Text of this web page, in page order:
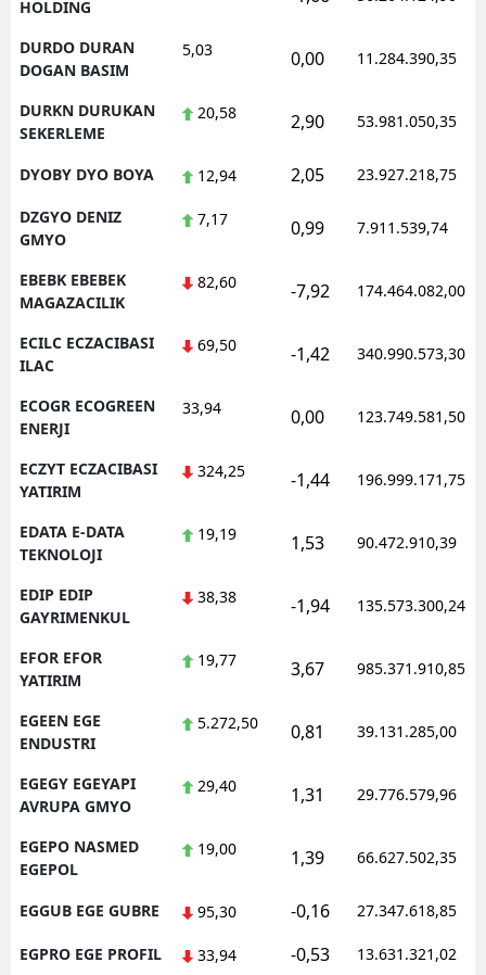
HOLDING
DURDO DURAN
DOGAN BASIM
5,03 0,00 11.284.390,35
DURKN DURUKAN
SEKERLEME
20,58 2,90 53.981.050,35
DYOBY DYO BOYA 12,94 2,05 23.927.218,75
DZGYO DENIZ
GMYO
7,17 0,99 7.911.539,74
EBEBK EBEBEK
MAGAZACILIK
82,60 -7,92 174.464.082,00
ECILC ECZACIBASI
ILAC
69,50 -1,42 340.990.573,30
ECOGR ECOGREEN
ENERJI
33,94 0,00 123.749.581,50
ECZYT ECZACIBASI
YATIRIM
324,25 -1,44 196.999.171,75
EDATA E-DATA
TEKNOLOJI
19,19 1,53 90.472.910,39
EDIP EDIP
GAYRIMENKUL
38,38 -1,94 135.573.300,24
EFOR EFOR
YATIRIM
19,77 3,67 985.371.910,85
EGEEN EGE
ENDUSTRI
5.272,50 0,81 39.131.285,00
EGEGY EGEYAPI
AVRUPA GMYO
29,40 1,31 29.776.579,96
EGEPO NASMED
EGEPOL
19,00 1,39 66.627.502,35
EGGUB EGE GUBRE 95,30 -0,16 27.347.618,85
EGPRO EGE PROFIL 33,94 -0,53 13.631.321,02